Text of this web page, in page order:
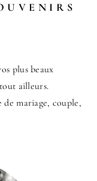
plus beaux
ailleurs.
de mariage, couple,